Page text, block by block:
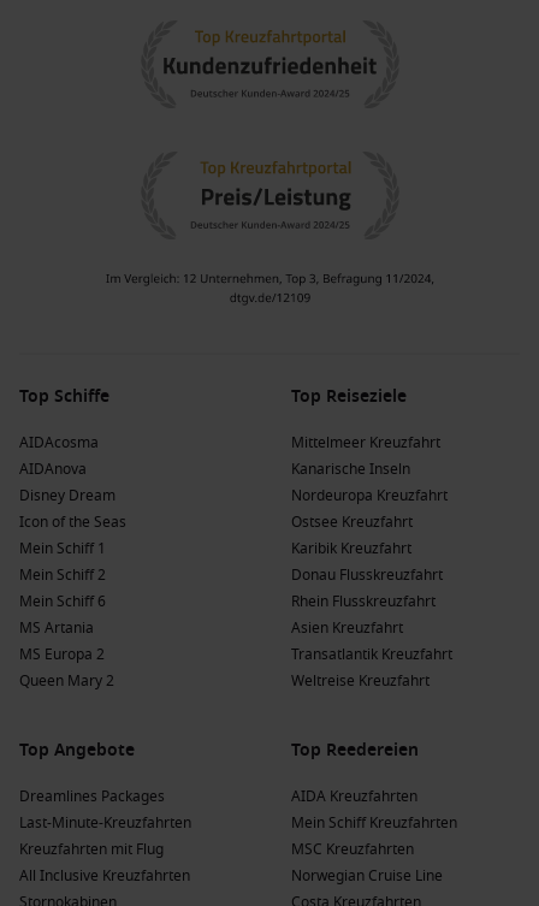
Top Schiffe
AIDAcosma
AIDAnova
Disney Dream
Icon of the Seas
Mein Schiff 1
Mein Schiff 2
Mein Schiff 6
MS Artania
MS Europa 2
Queen Mary 2
Top Reiseziele
Mittelmeer Kreuzfahrt
Kanarische Inseln
Nordeuropa Kreuzfahrt
Ostsee Kreuzfahrt
Karibik Kreuzfahrt
Donau Flusskreuzfahrt
Rhein Flusskreuzfahrt
Asien Kreuzfahrt
Transatlantik Kreuzfahrt
Weltreise Kreuzfahrt
Top Angebote
Dreamlines Packages
Last-Minute-Kreuzfahrten
Kreuzfahrten mit Flug
All Inclusive Kreuzfahrten
Top Reedereien
AIDA Kreuzfahrten
Mein Schiff Kreuzfahrten
MSC Kreuzfahrten
Norwegian Cruise Line